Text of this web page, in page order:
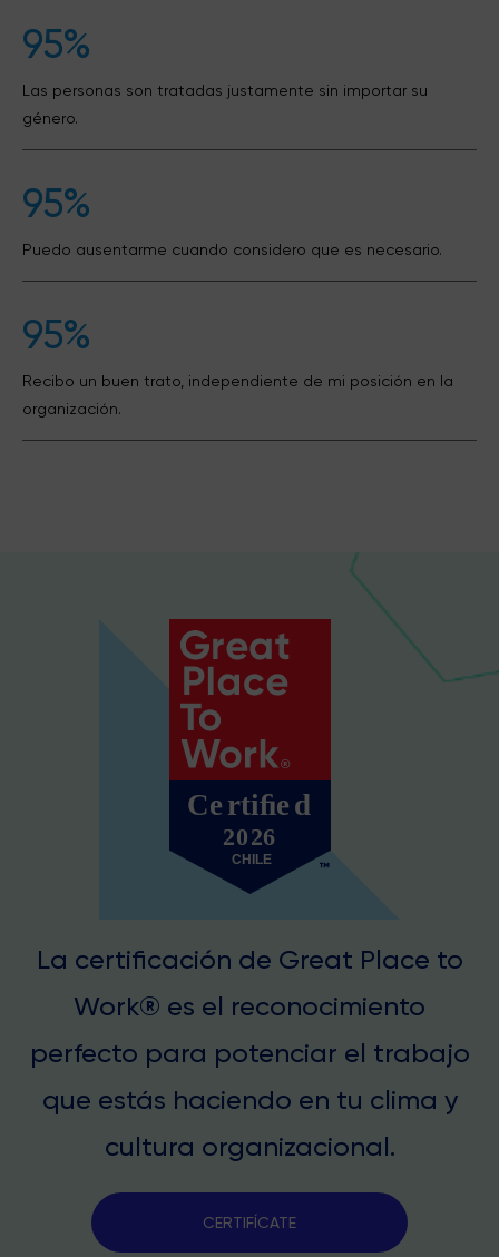
95%
Las personas son tratadas justamente sin importar su
género.
95%
Puedo ausentarme cuando considero que es necesario.
95%
Recibo un buen trato, independiente de mi posición en la
organización.
La certificación de Great Place to
Work® es el reconocimiento
perfecto para potenciar el trabajo
que estás haciendo en tu clima y
cultura organizacional.
CERTIFÍCATE